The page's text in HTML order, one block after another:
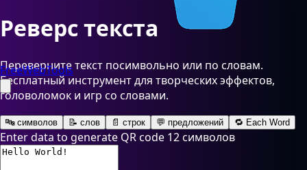
FreeWebTools
Реверс текста
Переверните текст посимвольно или по словам.
Бесплатный инструмент для творческих эффектов,
головоломок и игр со словами.
🔤 символов 📝 слов 📄 строк 💬 предложений 🔁 Each Word
Enter data to generate QR code 12 символов